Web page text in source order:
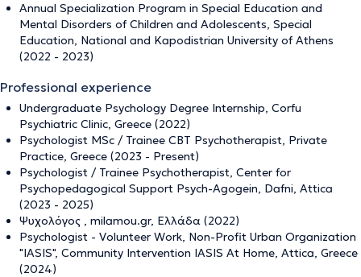
Annual Specialization Program in Special Education and
Mental Disorders of Children and Adolescents, Special
Education, National and Kapodistrian University of Athens
(2022 - 2023)
Professional experience
Undergraduate Psychology Degree Internship, Corfu
Psychiatric Clinic, Greece (2022)
Psychologist MSc / Trainee CBT Psychotherapist, Private
Practice, Greece (2023 - Present)
Psychologist / Trainee Psychotherapist, Center for
Psychopedagogical Support Psych-Agogein, Dafni, Attica
(2023 - 2025)
Ψυχολόγος , milamou.gr, Ελλάδα (2022)
Psychologist - Volunteer Work, Non-Profit Urban Organization
"IASIS", Community Intervention IASIS At Home, Attica, Greece
(2024)